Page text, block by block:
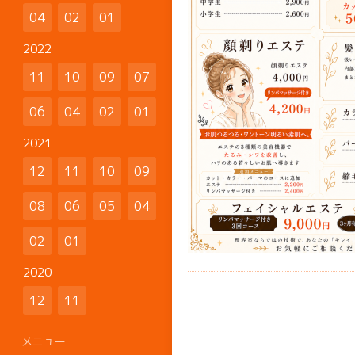
04 02 01
2022
11 10 09
07
06
04 02 01
2021
12 11 10
09
08
06 05
04
02
01
2020
12 11
メニュー